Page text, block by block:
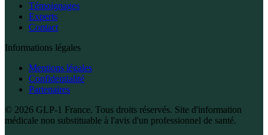
Témoignages
Experts
Contact
Informations légales
Mentions légales
Confidentialité
Partenaires
© 2026 GLP-1 France. Tous droits réservés. Site d'information
médicale non substituable à l'avis d'un professionnel de santé.